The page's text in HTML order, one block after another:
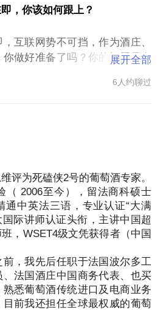
，你该如何跟上？
互联网势不可挡，作为酒庄、
做好准备了吗？你的问题是在
你的竞争对手挤压你太厉害？
困惑和你一样。而今的我终于
，看清了每一个人所应该扮演
尤其是互联网传播和销售；
，让你走出变化的第一步。
，明天更残酷，后天很美好，但
天晚上。”
展开全部
6人约聊过
评为死磕侠2号的葡萄酒专家。
（ 2006至今），留法商科硕士
通中英法三语，专业认证“大满
际讲师认证头衔，主讲中国超
，WSET4级文凭获得者（中国
，我先后任职于法国波尔多工
法国酒庄中国商务代表、也买
悉葡萄酒传统进口及电商业务
前我还担任全球最权威的葡萄